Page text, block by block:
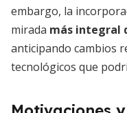
embargo, la
mirada más integral
anticipando cambios
tecnológicos que